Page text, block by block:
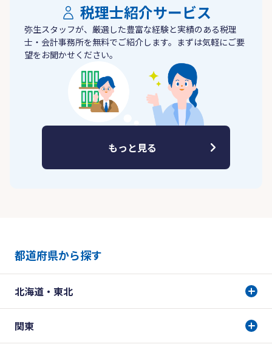
税理士紹介サービス
弥生スタッフが、厳選した豊富な経験と実績のある税理
士・会計事務所を無料でご紹介します。まずは気軽にご要
望をお聞かせください。
もっと見る
都道府県から探す
北海道・東北
関東